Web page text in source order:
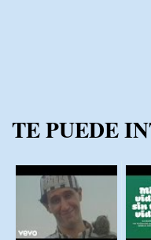
TE PUEDE